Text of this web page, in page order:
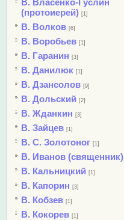
(протоиерей) [1]
В. Волков [6]
В. Воробьев [1]
В. Гаранин [3]
В. Данилюк [1]
В. Дзансолов [9]
В. Дольский [2]
В. Жданкин [3]
В. Зайцев [1]
В. С. Золотоног [1]
В. Иванов (священник)
В. Кальницкий [1]
В. Капорин [3]
В. Кобзев [1]
В. Кокорев [1]